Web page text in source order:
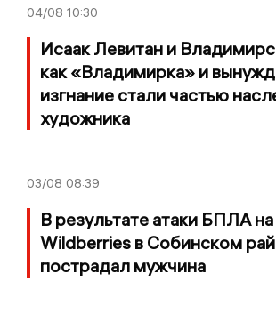
04/08 10:30
Исаак Левитан и
как «Владимирка» и
изгнание стали частью
художника
03/08 08:39
В результате атаки БПЛА
Wildberries в Собинском
пострадал мужчина